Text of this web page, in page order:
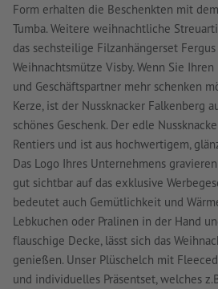
Form erhalten die Beschenkten mit
Tumba. Weitere weihnachtliche
das sechsteilige Filzanhängerset
Weihnachtsmütze Visby. Wenn Sie
und Geschäftspartner mehr schenken
Kerze, ist der Nussknacker Falkenberg
schönes Geschenk. Der edle
Rentiers und ist aus hochwertigem,
Das Logo Ihres Unternehmens
gut sichtbar auf das exklusive
bedeutet auch Gemütlichkeit und
Lebkuchen oder Pralinen in der Hand
flauschige Decke, lässt sich das
genießen. Unser Plüschelch mit
und individuelles Präsentset, welches